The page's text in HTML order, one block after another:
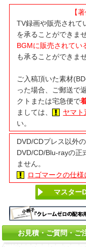
【
TV録画や販売されて
を承ることができま
BGMに販売されてい
も承ることができま
ご入稿頂いた素材
った場合、ご郵送で
クトまたは宅急便で
ましては、
ヤマト
い。
DVD/CDプレス以外
DVD/CD/Blu-rayの正
ません。
ロゴマークの仕様
マスター
お見積・ご質問・ご